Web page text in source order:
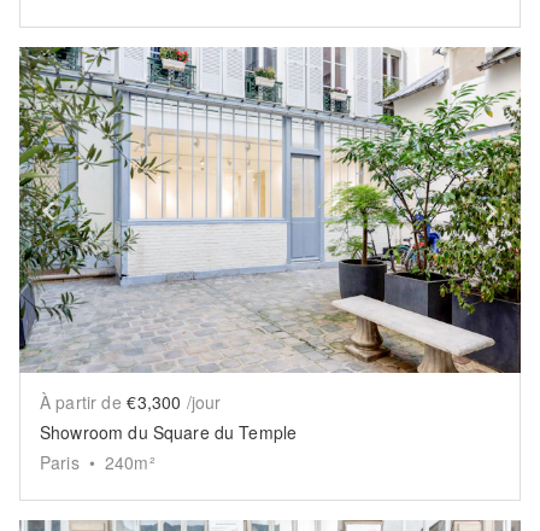
Show previous slide
À partir de €3,300 /jour
Showroom du Square du Temple
Paris • 240m²